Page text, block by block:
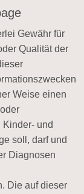
Gewähr für
Qualität der
Weise einen
und
soll, darf und
Diagnosen
Die auf dieser